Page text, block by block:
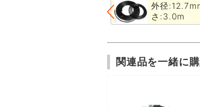
外径
さ:3.0m
関連品を一緒に